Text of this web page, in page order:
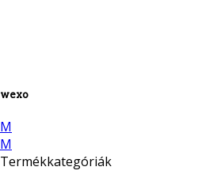
wexo
M
M
Termékkategóriák